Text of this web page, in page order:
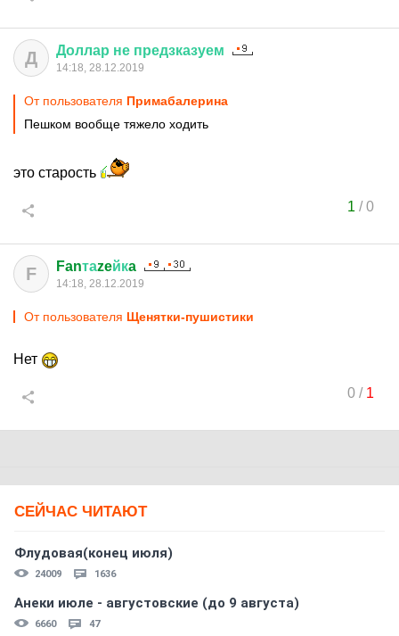
Д Доллар не предзказуем
14:18, 28.12.2019
От пользователя Примaбaлерина
Пешком вообще тяжело ходить
это старость
1 /0
F Fanтаzeйкa
14:18, 28.12.2019
От пользователя Щенятки-пушистики
Нет
0/ 1
СЕЙЧАС ЧИТАЮТ
Флудовая(конец июля)
24009 1636
Анеки июле - августовские (до 9 августа)
6660 47